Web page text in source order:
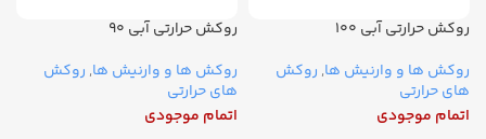
روکش حرارتی آبی ۱۰۰
روکش ها و وارنیش ها, روکش
های حرارتی
اتمام موجودی
روکش حرارتی آبی ۹۰
روکش ها و وارنیش ها, روکش
های حرارتی
اتمام موجودی